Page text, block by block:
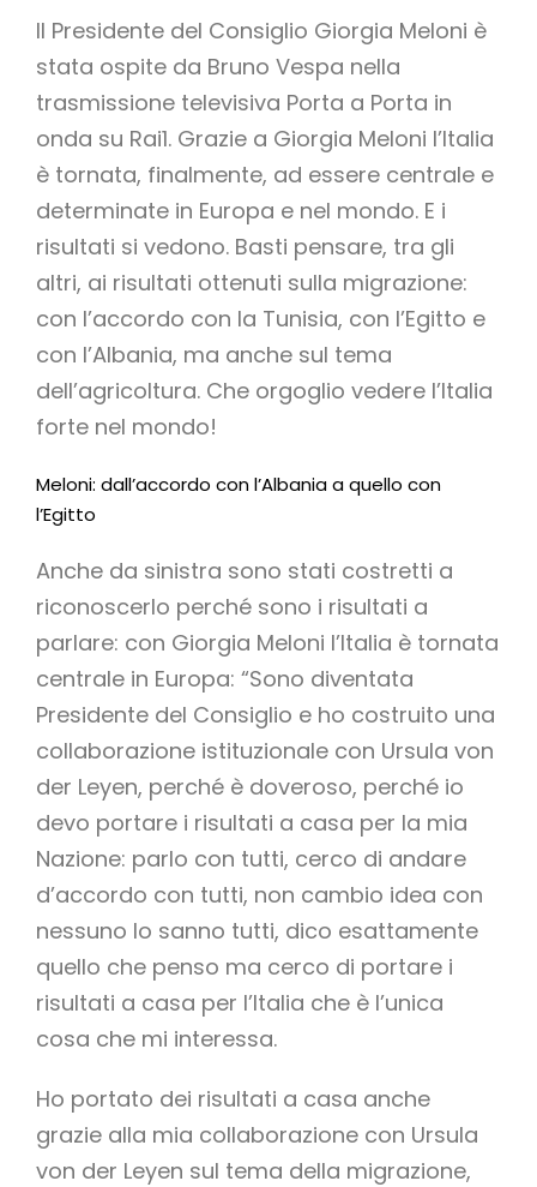
Il Presidente del Consiglio Giorgia Meloni è
stata ospite da Bruno Vespa nella
trasmissione televisiva Porta a Porta in
onda su Rai1. Grazie a Giorgia Meloni l’Italia
è tornata, finalmente, ad essere centrale e
determinate in Europa e nel mondo. E i
risultati si vedono. Basti pensare, tra gli
altri, ai risultati ottenuti sulla migrazione:
con l’accordo con la Tunisia, con l’Egitto e
con l’Albania, ma anche sul tema
dell’agricoltura. Che orgoglio vedere l’Italia
forte nel mondo!
Meloni: dall’accordo con l’Albania a quello con
l’Egitto
Anche da sinistra sono stati costretti a
riconoscerlo perché sono i risultati a
parlare: con Giorgia Meloni l’Italia è tornata
centrale in Europa: “Sono diventata
Presidente del Consiglio e ho costruito una
collaborazione istituzionale con Ursula von
der Leyen, perché è doveroso, perché io
devo portare i risultati a casa per la mia
Nazione: parlo con tutti, cerco di andare
d’accordo con tutti, non cambio idea con
nessuno lo sanno tutti, dico esattamente
quello che penso ma cerco di portare i
risultati a casa per l’Italia che è l’unica
cosa che mi interessa.
Ho portato dei risultati a casa anche
grazie alla mia collaborazione con Ursula
von der Leyen sul tema della migrazione,